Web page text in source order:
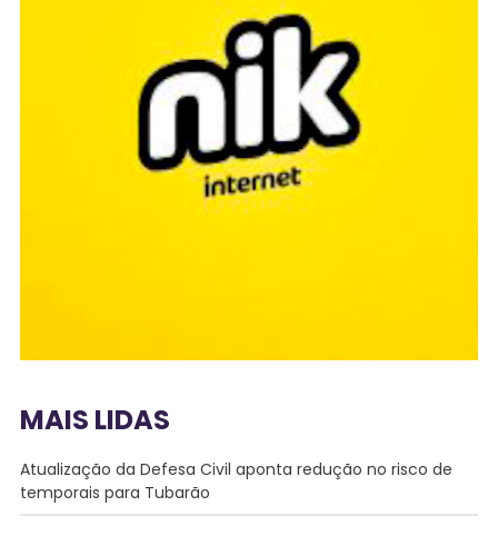
MAIS LIDAS
Atualização da Defesa Civil aponta redução no risco de
temporais para Tubarão